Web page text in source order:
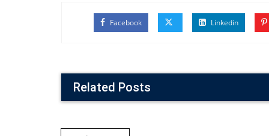
Facebook Linkedin
Related Posts